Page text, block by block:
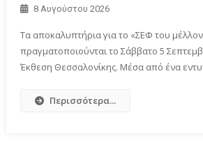
8 Αυγούστου 2026
Τα αποκαλυπτήρια για το «ΣΕΦ του
πραγματοποιούνται το Σάββατο 5
Έκθεση Θεσσαλονίκης. Μέσα από ένα
Περισσότερα...